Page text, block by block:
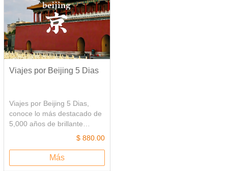
Viajes por Beijing 5 Dias
Viajes por Beijing 5 Dias,
conoce lo más destacado de
5,000 años de brillante
historia y la cultura China.
China, es uno de los
complejos palaciegos
$ 880.00
Más